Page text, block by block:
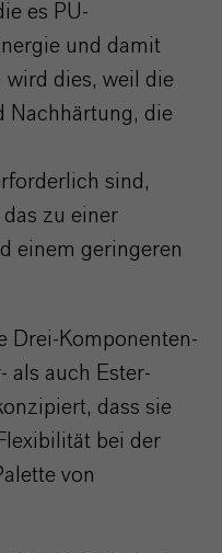
es PU-
und damit
wird dies, weil die
Nachhärtung, die
sind,
zu einer
einem geringeren
Drei-Komponenten-
als auch Ester-
dass sie
bei der
von